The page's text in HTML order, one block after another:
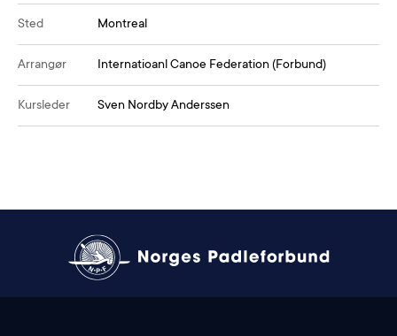
Sted Montreal
Arrangør Internatioanl Canoe Federation (Forbund)
Kursleder Sven Nordby Anderssen